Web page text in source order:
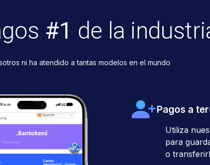
#1 de la
ni ha atendido a tantas modelos en el mundo
Pagos a
Utiliza
para
o